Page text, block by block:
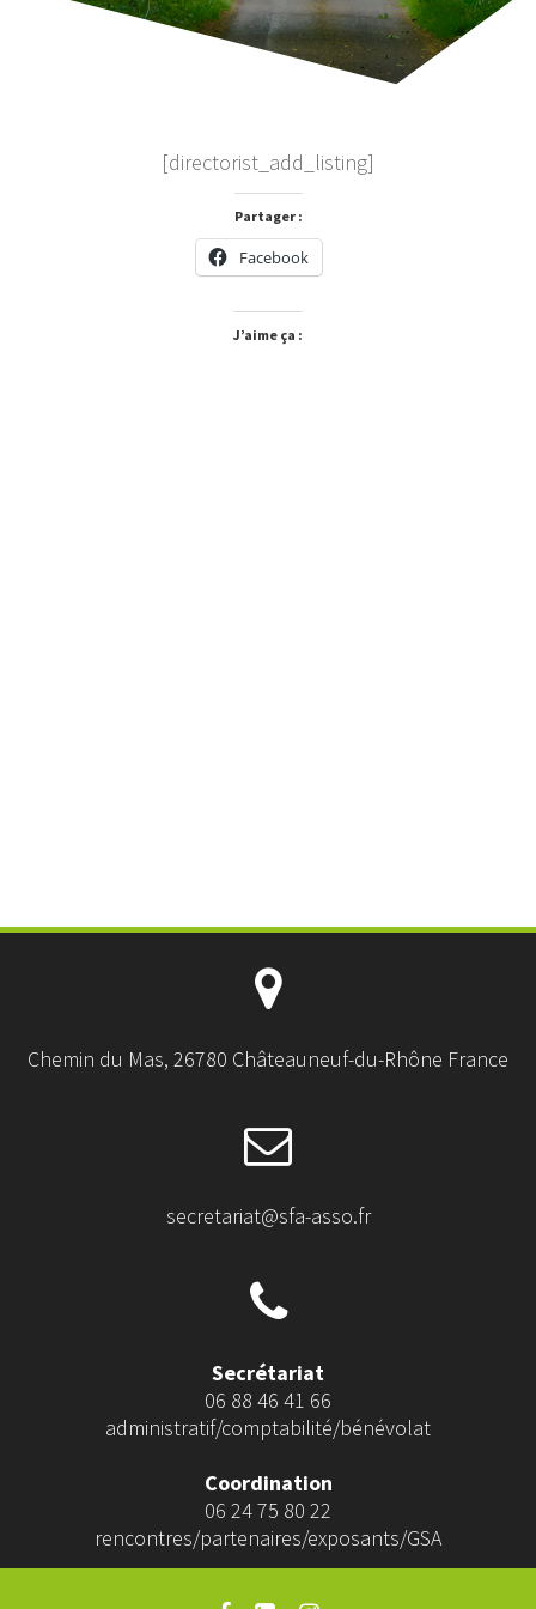
[directorist_add_listing]
Partager :
Facebook
J’aime ça :
Chemin du Mas, 26780 Châteauneuf-du-Rhône France
secretariat@sfa-asso.fr
Secrétariat
06 88 46 41 66
administratif/comptabilité/bénévolat
Coordination
06 24 75 80 22
rencontres/partenaires/exposants/GSA